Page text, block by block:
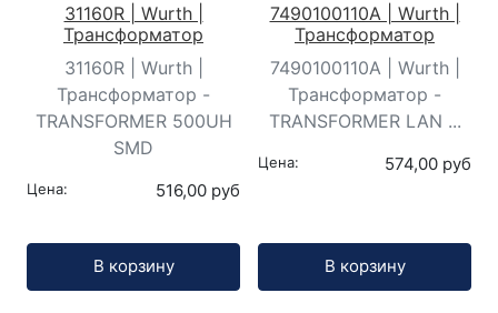
31160R | Wurth |
Трансформатор
31160R | Wurth |
Трансформатор -
TRANSFORMER 500UH
SMD
Цена: 516,00 руб
В корзину
7490100110A | Wurth |
Трансформатор
7490100110A | Wurth |
Трансформатор -
TRANSFORMER LAN ...
Цена: 574,00 руб
В корзину